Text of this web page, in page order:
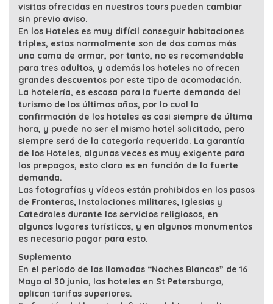
visitas ofrecidas en nuestros tours pueden cambiar
sin previo aviso.
En los Hoteles es muy difícil conseguir habitaciones
triples, estas normalmente son de dos camas más
una cama de armar, por tanto, no es recomendable
para tres adultos, y además los hoteles no ofrecen
grandes descuentos por este tipo de acomodación.
La hotelería, es escasa para la fuerte demanda del
turismo de los últimos años, por lo cual la
confirmación de los hoteles es casi siempre de última
hora, y puede no ser el mismo hotel solicitado, pero
siempre será de la categoría requerida. La garantía
de los Hoteles, algunas veces es muy exigente para
los prepagos, esto claro es en función de la fuerte
demanda.
Las fotografías y vídeos están prohibidos en los pasos
de Fronteras, Instalaciones militares, Iglesias y
Catedrales durante los servicios religiosos, en
algunos lugares turísticos, y en algunos monumentos
es necesario pagar para esto.
Suplemento
En el período de las llamadas “Noches Blancas” de 16
Mayo al 30 junio, los hoteles en St Petersburgo,
aplican tarifas superiores.